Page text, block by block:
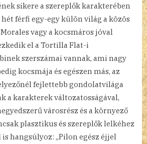
sikere a szereplők karakterében
férfi egy-egy külön világ a közös
vagy a kocsmáros jóval
el a Tortilla Flat-i
szerszámai vannak, ami nagy
kocsmája és egészen más, az
fejlettebb gondolatvilága
a karakterek változatosságával,
városrész és a környező
plasztikus és szereplők lelkéhez
hangsúlyoz: „Pilon egész éjjel